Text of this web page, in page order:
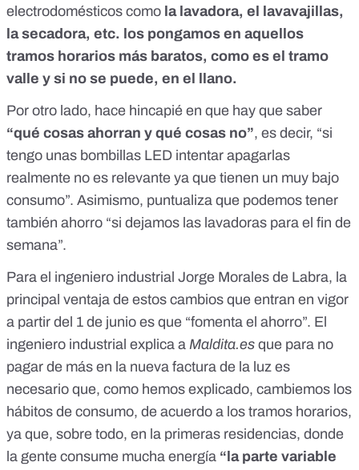
electrodomésticos como la lavadora, el lavavajillas,
la secadora, etc. los pongamos en aquellos
tramos horarios más baratos, como es el tramo
valle y si no se puede, en el llano.
Por otro lado, hace hincapié en que hay que saber
“qué cosas ahorran y qué cosas no”, es decir, “si
tengo unas bombillas LED intentar apagarlas
realmente no es relevante ya que tienen un muy bajo
consumo”. Asimismo, puntualiza que podemos tener
también ahorro “si dejamos las lavadoras para el fin de
semana”.
Para el ingeniero industrial Jorge Morales de Labra, la
principal ventaja de estos cambios que entran en vigor
a partir del 1 de junio es que “fomenta el ahorro”. El
ingeniero industrial explica a Maldita.es que para no
pagar de más en la nueva factura de la luz es
necesario que, como hemos explicado, cambiemos los
hábitos de consumo, de acuerdo a los tramos horarios,
ya que, sobre todo, en la primeras residencias, donde
la gente consume mucha energía “la parte variable